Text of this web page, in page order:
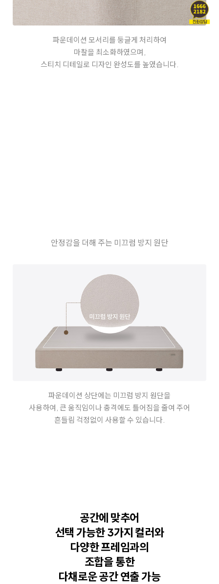
파운데이션 모서리를 둥글게 처리하여
마찰을 최소화하였으며,
스티치 디테일로 디자인 완성도를 높였습니다.
안정감을 더해 주는 미끄럼 방지 원단
파운데이션 상단에는 미끄럼 방지 원단을
사용하여, 큰 움직임이나 충격에도 틀어짐을 줄여 주어
흔들림 걱정없이 사용할 수 있습니다.
공간에 맞추어
선택 가능한 3가지 컬러와
다양한 프레임과의
조합을 통한
다채로운 공간 연출 가능